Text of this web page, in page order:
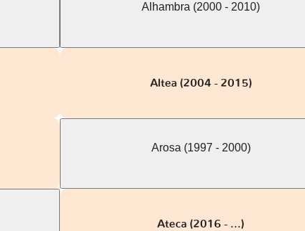
Alhambra (2000 - 2010)
Altea (2004 - 2015)
Arosa (1997 - 2000)
Ateca (2016 - ...)